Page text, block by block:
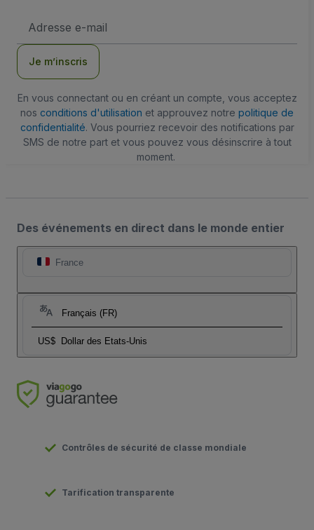
e-
Je m’inscris
En vous connectant ou en créant un compte, vous acceptez
nos conditions d'utilisation et approuvez notre politique de
confidentialité. Vous pourriez recevoir des notifications par
SMS de notre part et vous pouvez vous désinscrire à tout
moment.
Des événements en direct dans le monde entier
France
Français (FR)
US$ Dollar des Etats-Unis
Contrôles de sécurité de classe mondiale
Tarification transparente